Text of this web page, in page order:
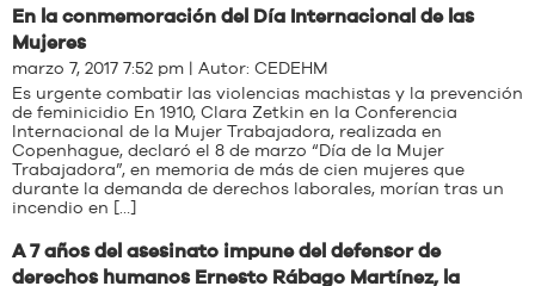
En la conmemoración del Día Internacional de las
Mujeres
marzo 7, 2017 7:52 pm | Autor: CEDEHM
Es urgente combatir las violencias machistas y la prevención
de feminicidio En 1910, Clara Zetkin en la Conferencia
Internacional de la Mujer Trabajadora, realizada en
Copenhague, declaró el 8 de marzo “Día de la Mujer
Trabajadora”, en memoria de más de cien mujeres que
durante la demanda de derechos laborales, morían tras un
incendio en […]
A 7 años del asesinato impune del defensor de
derechos humanos Ernesto Rábago Martínez, la